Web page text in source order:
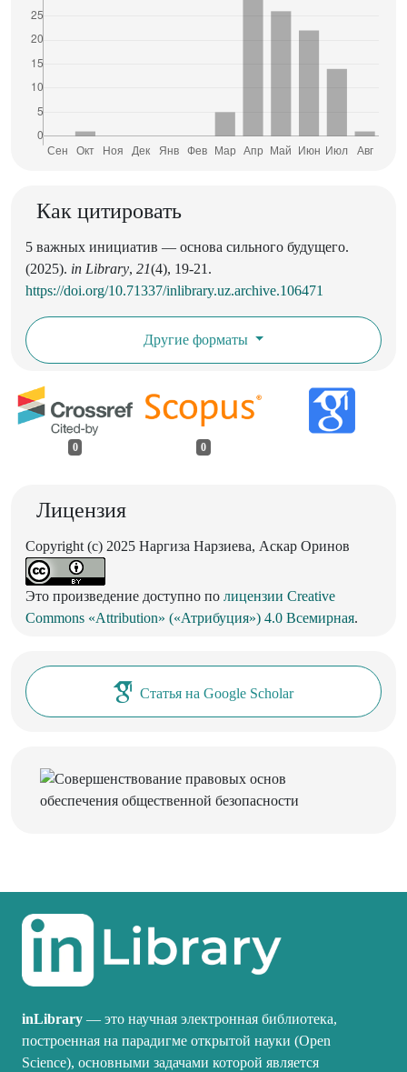
Как цитировать
5 важных инициатив — основа сильного будущего.
(2025). in Library, 21(4), 19-21.
https://doi.org/10.71337/inlibrary.uz.archive.106471
Другие форматы
0 0
Лицензия
Copyright (c) 2025 Наргиза Нарзиева, Аскар Оринов
Это произведение доступно по лицензии Creative
Commons «Attribution» («Атрибуция») 4.0 Всемирная.
Статья на Google Scholar
inLibrary — это научная электронная библиотека,
построенная на парадигме открытой науки (Open
Science), основными задачами которой является